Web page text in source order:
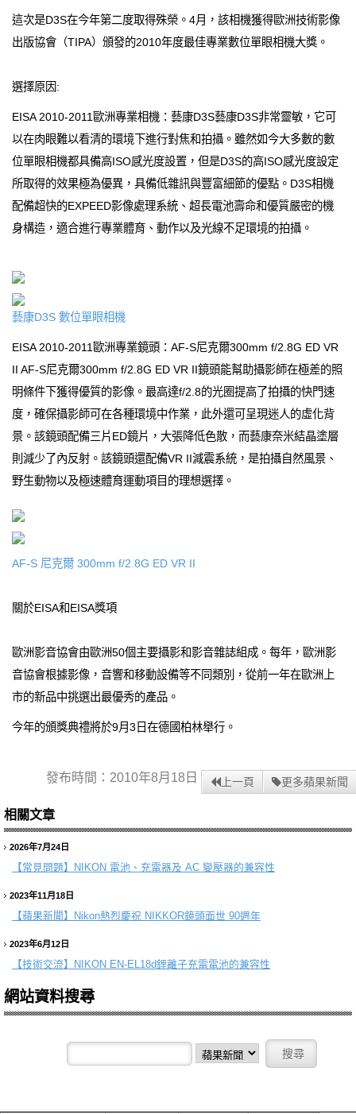
這次是D3S在今年第二度取得殊榮。4月，該相機獲得歐洲技術影像
出版協會（TIPA）頒發的2010年度最佳專業數位單眼相機大獎。
選擇原因:
EISA 2010-2011歐洲專業相機：藝康D3S藝康D3S非常靈敏，它可
以在肉眼難以看清的環境下進行對焦和拍攝。雖然如今大多數的數
位單眼相機都具備高ISO感光度設置，但是D3S的高ISO感光度設定
所取得的效果極為優異，具備低雜訊與豐富細節的優點。D3S相機
配備超快的EXPEED影像處理系統、超長電池壽命和優質嚴密的機
身構造，適合進行專業體育、動作以及光線不足環境的拍攝。
藝康D3S 數位單眼相機
EISA 2010-2011歐洲專業鏡頭：AF-S尼克爾300mm f/2.8G ED VR
II AF-S尼克爾300mm f/2.8G ED VR II鏡頭能幫助攝影師在極差的照
明條件下獲得優質的影像。最高達f/2.8的光圈提高了拍攝的快門速
度，確保攝影師可在各種環境中作業，此外還可呈現迷人的虛化背
景。該鏡頭配備三片ED鏡片，大張降低色散，而藝康奈米結晶塗層
則減少了內反射。該鏡頭還配備VR II減震系統，是拍攝自然風景、
野生動物以及極速體育運動項目的理想選擇。
AF-S 尼克爾 300mm f/2.8G ED VR II
關於EISA和EISA獎項
歐洲影音協會由歐洲50個主要攝影和影音雜誌組成。每年，歐洲影
音協會根據影像，音響和移動設備等不同類別，從前一年在歐洲上
市的新品中挑選出最優秀的產品。
今年的頒獎典禮將於9月3日在德國柏林舉行。
發布時間：2010年8月18日 上一頁 更多蘋果新聞
相關文章
2026年7月24日
【常見問題】 NIKON 電池、充電器及 AC 變壓器的兼容性
2023年11月18日
【蘋果新聞】 Nikon熱烈慶祝 NIKKOR鏡頭面世 90週年
2023年6月12日
【技術交流】 NIKON EN-EL18d鋰離子充電電池的兼容性
網站資料搜尋